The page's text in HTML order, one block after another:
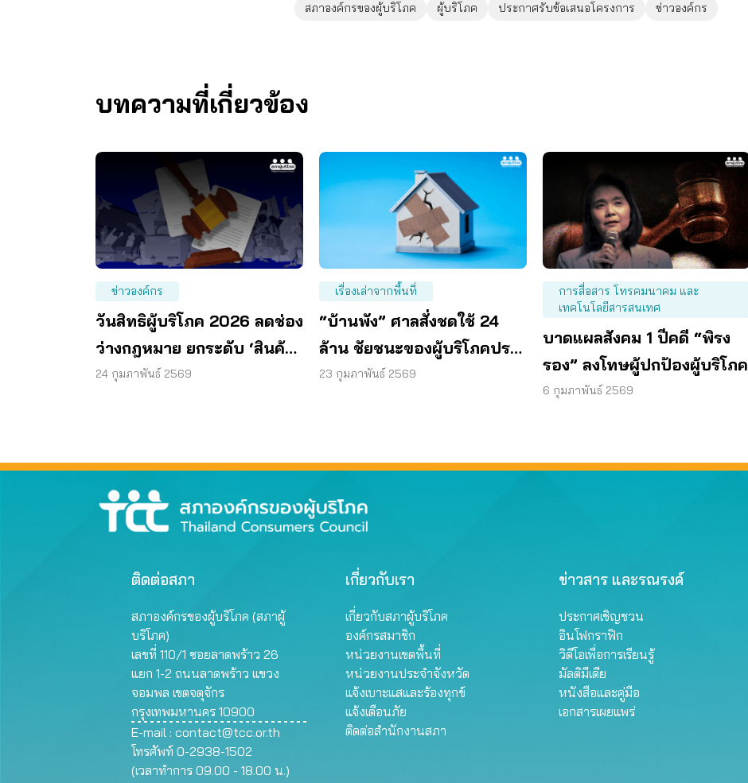
สภาองค์กรของผู้บริโภค ผู้บริโภค ประกาศรับข้อเสนอโครงการ ข่าวองค์กร
บทความที่เกี่ยวข้อง
ข่าวองค์กร
วันสิทธิผู้บริโภค 2026 ลดช่อง
ว่างกฎหมาย ยกระดับ ‘สินค้า
ปลอดภัย’
24 กุมภาพันธ์ 2569
เรื่องเล่าจากพื้นที่
“บ้านพัง” ศาลสั่งชดใช้ 24
ล้าน ชัยชนะของผู้บริโภคประ
จวบฯ
23 กุมภาพันธ์ 2569
การสื่อสาร โทรคมนาคม และ
เทคโนโลยีสารสนเทศ
บาดแผลสังคม 1 ปีคดี “พิรง
รอง” ลงโทษผู้ปกป้องผู้บริโภค
6 กุมภาพันธ์ 2569
ติดต่อสภา
สภาองค์กรของผู้บริโภค (สภาผู้
บริโภค)
เลขที่ 110/1 ซอยลาดพร้าว 26
แยก 1-2 ถนนลาดพร้าว แขวง
จอมพล เขตจตุจักร
กรุงเทพมหานคร 10900
E-mail : contact@tcc.or.th
โทรศัพท์ 0-2938-1502
(เวลาทำการ 09.00 - 18.00 น.)
เกี่ยวกับเรา
เกี่ยวกับสภาผู้บริโภค
องค์กรสมาชิก
หน่วยงานเขตพื้นที่
หน่วยงานประจำจังหวัด
แจ้งเบาะแสและร้องทุกข์
แจ้งเตือนภัย
ติดต่อสำนักงานสภา
ข่าวสาร และรณรงค์
ประกาศเชิญชวน
อินโฟกราฟิก
วิดีโอเพื่อการเรียนรู้
มัลติมีเดีย
หนังสือและคู่มือ
เอกสารเผยแพร่